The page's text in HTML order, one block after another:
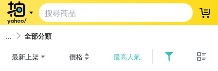
登
全部分類
最新上架 價格 最高人氣